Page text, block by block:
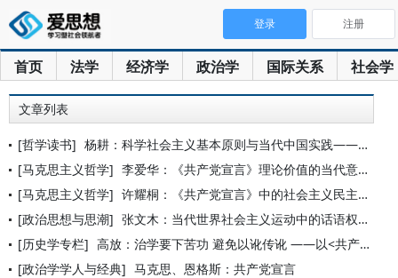
首页 法学 经济学 政治学 国际关系 社会学
登录 注册
文章列表
[哲学读书] 杨耕：科学社会主义基本原则与当代中国实践——重读《共产党宣言
[马克思主义哲学] 李爱华：《共产党宣言》理论价值的当代意义
[马克思主义哲学] 许耀桐：《共产党宣言》中的社会主义民主理论
[政治思想与思潮] 张文木：当代世界社会主义运动中的话语权和组织权——重读《共产
[历史学专栏] 高放：治学要下苦功 避免以讹传讹 ——以<共产党宣言>首句译
[政治学学人与经典] 马克思、恩格斯：共产党宣言